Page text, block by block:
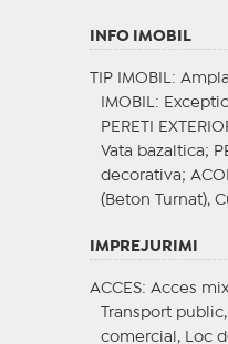
INFO IMOBIL
TIP IMOBIL :
IMOBIL
:
PERETI
Vata bazaltica;
decorativa;
(Beton Turnat),
IMPREJURIMI
ACCES: Acces
Transport
comercial, Loc